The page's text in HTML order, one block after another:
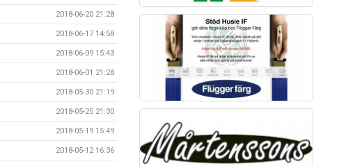
2018-06-20 21:28
2018-06-17 14:58
2018-06-09 15:43
2018-06-01 21:28
2018-05-30 21:19
2018-05-25 21:30
2018-05-19 15:49
2018-05-12 16:36